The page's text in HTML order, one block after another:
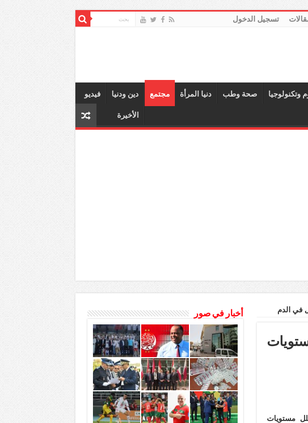
تسجيل الدخول
وتكنولوجيا صحة وطب دنيا المرأة مجتمع دين ودنيا فيديو
الأخيرة
مستويات
مستويات
أخبار في صور